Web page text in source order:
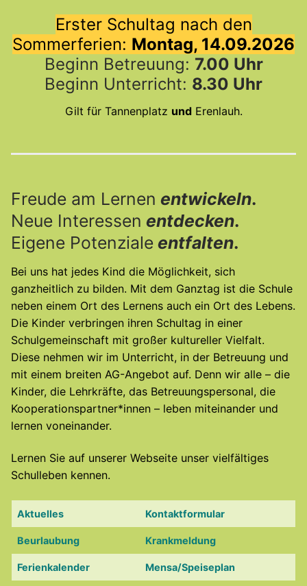
Erster Schultag nach den
Sommerferien: Montag, 14.09.2026
Beginn Betreuung: 7.00 Uhr
Beginn Unterricht: 8.30 Uhr
Gilt für Tannenplatz undErenlauh.
Freude am Lernen entwickeln.
Neue Interessen entdecken.
Eigene Potenziale entfalten.
Bei uns hat jedes Kind die Möglichkeit, sich
ganzheitlich zu bilden. Mit dem Ganztag ist die Schule
neben einem Ort des Lernens auch ein Ort des Lebens.
Die Kinder verbringen ihren Schultag in einer
Schulgemeinschaft mit großer kultureller Vielfalt.
Diese nehmen wir im Unterricht, in der Betreuung und
mit einem breiten AG-Angebot auf. Denn wir alle – die
Kinder, die Lehrkräfte, das Betreuungspersonal, die
Kooperationspartner*innen – leben miteinander und
lernen voneinander.
Lernen Sie auf unserer Webseite unser vielfältiges
Schulleben kennen.
Aktuelles Kontaktformular
Beurlaubung Krankmeldung
Ferienkalender Mensa/Speiseplan